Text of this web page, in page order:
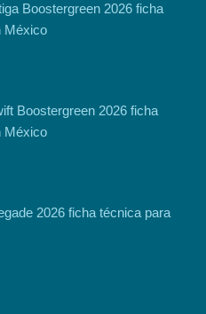
Boostergreen 2026 ficha
México
Boostergreen 2026 ficha
México
2026 ficha técnica para